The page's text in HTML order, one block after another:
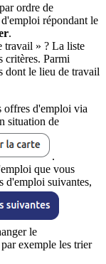
ordre de
répondant le
.
travail » ? La liste
critères. Parmi
dont le lieu de travail
offres d'emploi via
situation de
.
que vous
d'emploi suivantes,
le
exemple les trier